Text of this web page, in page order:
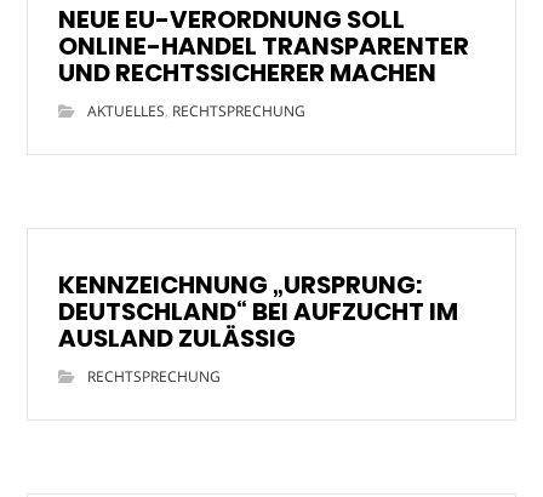
NEUE EU-VERORDNUNG SOLL
ONLINE-HANDEL TRANSPARENTER
UND RECHTSSICHERER MACHEN
AKTUELLES, RECHTSPRECHUNG
KENNZEICHNUNG „URSPRUNG:
DEUTSCHLAND“ BEI AUFZUCHT IM
AUSLAND ZULÄSSIG
RECHTSPRECHUNG